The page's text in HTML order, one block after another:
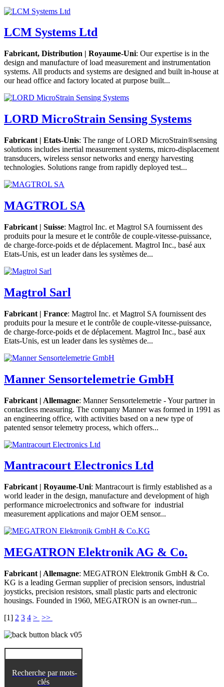
LCM Systems Ltd
Fabricant, Distribution | Royaume-Uni: Our expertise is in the
design and manufacture of load measurement and instrumentation
systems. All products and systems are designed and built in-house at
our head office and factory located at purpose built...
LORD MicroStrain Sensing Systems
Fabricant | Etats-Unis: The range of LORD MicroStrain®sensing
solutions includes inertial measurement systems, micro-displacement
transducers, wireless sensor networks and energy harvesting
technologies. Solutions range from rapidly deployed test...
MAGTROL SA
Fabricant | Suisse: Magtrol Inc. et Magtrol SA fournissent des
produits pour la mesure et le contrôle de couple-vitesse-puissance,
de charge-force-poids et de déplacement. Magtrol Inc., basé aux
Etats-Unis, est un leader dans les systèmes de...
Magtrol Sarl
Fabricant | France: Magtrol Inc. et Magtrol SA fournissent des
produits pour la mesure et le contrôle de couple-vitesse-puissance,
de charge-force-poids et de déplacement. Magtrol Inc., basé aux
Etats-Unis, est un leader dans les systèmes de...
Manner Sensortelemetrie GmbH
Fabricant | Allemagne: Manner Sensortelemetrie - Your partner in
contactless measuring. The company Manner was formed in 1991 as
an engineering office, with activities based on a new type of
patented sensor telemetry process, which offers...
Mantracourt Electronics Ltd
Fabricant | Royaume-Uni: Mantracourt is firmly established as a
world leader in the design, manufacture and development of high
performance microelectronics and software for industrial
measurement applications and major OEM sensor...
MEGATRON Elektronik AG & Co.
Fabricant | Allemagne: MEGATRON Elektronik GmbH & Co.
KG is a leading German supplier of precision sensors, industrial
joysticks, precision resistors, small plastic parts and electronic
housings. Founded in 1960, MEGATRON is an owner-run...
[1] 2 3 4 > >>
Recherche par mots-
clés